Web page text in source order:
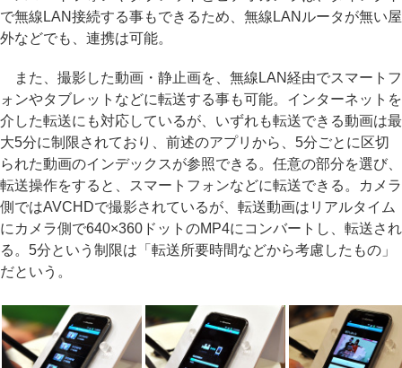
で無線LAN接続する事もできるため、無線LANルータが無い屋
外などでも、連携は可能。
また、撮影した動画・静止画を、無線LAN経由でスマートフ
ォンやタブレットなどに転送する事も可能。インターネットを
介した転送にも対応しているが、いずれも転送できる動画は最
大5分に制限されており、前述のアプリから、5分ごとに区切
られた動画のインデックスが参照できる。任意の部分を選び、
転送操作をすると、スマートフォンなどに転送できる。カメラ
側ではAVCHDで撮影されているが、転送動画はリアルタイム
にカメラ側で640×360ドットのMP4にコンバートし、転送され
る。5分という制限は「転送所要時間などから考慮したもの」
だという。